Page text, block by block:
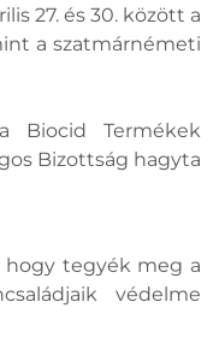
27. és 30. között a
a szatmárnémeti
Biocid Termékek
Bizottság hagyta
hogy tegyék meg a
védelme